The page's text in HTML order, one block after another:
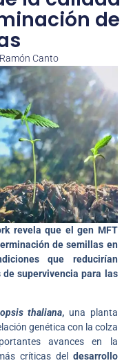
de
Ramón Canto
revela que el gen MFT
de semillas en
que reducirían
supervivencia para las
thaliana, una planta
genética con la colza
avances en la
críticas del desarrollo